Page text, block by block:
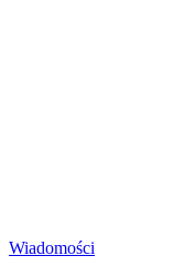
Wiadomości